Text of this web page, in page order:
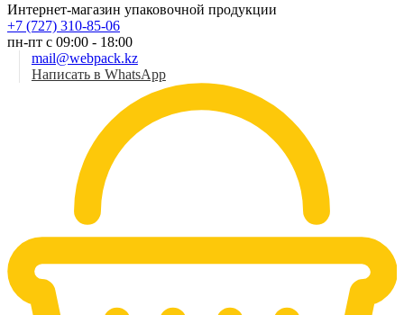
Интернет-магазин упаковочной продукции
+7 (727) 310-85-06
пн-пт с 09:00 - 18:00
mail@webpack.kz
Написать в WhatsApp